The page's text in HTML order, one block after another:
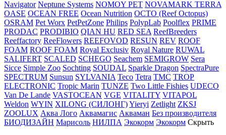
Navigator Neptune Systems NOMOY PET NOVAMARK TERRA
OASE OCEAN FREE Ocean Nutrition OCTO (Reef Octopus)
OSRAM Pet Worx PetPetZone Philips PolypLab Poolflex PRIME
PRODAC PRODIBIO QIAN HU RED SEA ReefBreeders
Reeffactory ReeFlowers REEFOVOD RESUN REV ROOF
FOAM ROOF FOAM Royal Exclusiv Royal Nature RUWAL
SALIFERT SCALED SCHEGO Seachem SEMIGROW Sera
Sicce Simple Zoo Sochting SOUDAL Sparkle Dragon SpectraPure
SPECTRUM Sunsun SYLVANIA Teco Tetra TMC TROP
ELECTRONIC Tropic Marin TUNZE Two Little Fishies UDECO
Van De Lande VASTOCEAN VGE VITALITY VITAPOL
Weldon WYIN XILONG (СИЛОНГ)Yieryi Zetlight ZKSJ
ZOOLUX Аква Лого Аквамагис Акваман Без производителя
БИОДИЗАЙН Марисоль НИЛПА Экокорм Экокорм Скрыть